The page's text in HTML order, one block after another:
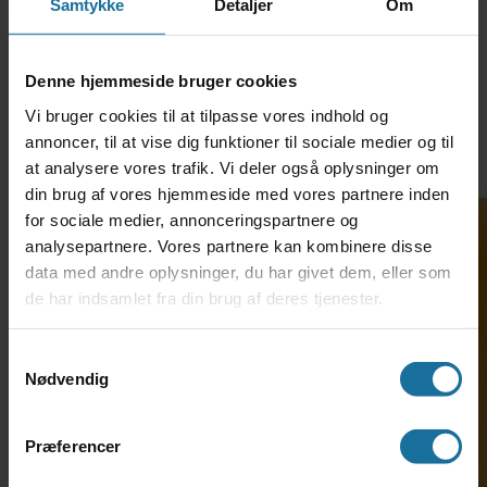
Samtykke Detaljer Om
Denne hjemmeside bruger cookies
Vi bruger cookies til at tilpasse vores indhold og
annoncer, til at vise dig funktioner til sociale medier og til
at analysere vores trafik. Vi deler også oplysninger om
din brug af vores hjemmeside med vores partnere inden
for sociale medier, annonceringspartnere og
analysepartnere. Vores partnere kan kombinere disse
data med andre oplysninger, du har givet dem, eller som
de har indsamlet fra din brug af deres tjenester.
Nødvendig
Præferencer
Et af aftenens højdepunkter var THL’s egen
Rasmus H. og underviser Lise K. interviewede
fire elever (Signe, Mads, Sebastian og Emile)
om deres tanker om uddannelsen, og hvad der
fik dem til at vælge HF på THL. Eleverne fortalte
bl.a. om, hvad der havde været vigtigt for dem,
da de valgte uddannelse og skole. Her spiller
det ind, at uddannelsen er toårig og uden
årskarakterer men med eksamen i alle fag.
Sammen med de gode ting de havde hørt om
gode input til valg af faglinje på 2. år og
om sjove oplevelser fra hverdagen.
Søg ind på HF-enkeltfag